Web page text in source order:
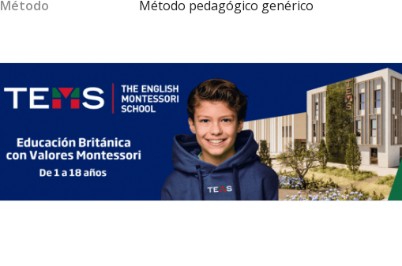
Método Método pedagógico genérico